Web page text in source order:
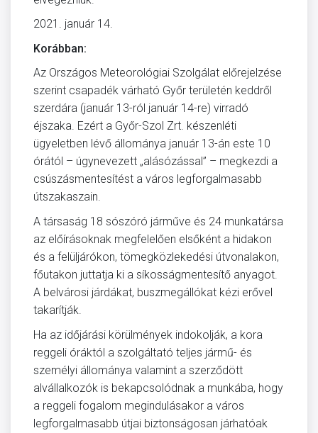
2021. január 14.
Korábban:
Az Országos Meteorológiai Szolgálat előrejelzése
szerint csapadék várható Győr területén keddről
szerdára (január 13-ról január 14-re) virradó
éjszaka. Ezért a Győr-Szol Zrt. készenléti
ügyeletben lévő állománya január 13-án este 10
órától – úgynevezett „alásózással” – megkezdi a
csúszásmentesítést a város legforgalmasabb
útszakaszain.
A társaság 18 sószóró járműve és 24 munkatársa
az előírásoknak megfelelően elsőként a hidakon
és a felüljárókon, tömegközlekedési útvonalakon,
főutakon juttatja ki a síkosságmentesítő anyagot.
A belvárosi járdákat, buszmegállókat kézi erővel
takarítják.
Ha az időjárási körülmények indokolják, a kora
reggeli óráktól a szolgáltató teljes jármű- és
személyi állománya valamint a szerződött
alvállalkozók is bekapcsolódnak a munkába, hogy
a reggeli fogalom megindulásakor a város
legforgalmasabb útjai biztonságosan járhatóak